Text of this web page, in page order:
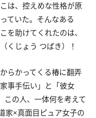
は、控えめな性格が原
ていた。 そんなある
を助けてくれたのは、
くじょう つばき）！
らかってくる椿に翻弄
事手伝い」と「彼女
この人、一体何を考えて
家×真面目ピュア女子の